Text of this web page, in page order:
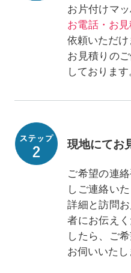
お片付けマ
お電話・お
依頼いただけ
お見積りの
しております
現地にてお
ご希望の連
しご連絡い
詳細と訪問
者にお伝え
したら、ご
お伺いいたし